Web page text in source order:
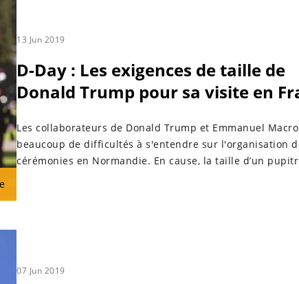
13 Jun 2019
D-Day : Les exigences de taille de
Donald Trump pour sa visite en
Les collaborateurs de Donald Trump et Emmanuel
beaucoup de difficultés à s'entendre sur l'organisation
cérémonies en Normandie. En cause, la taille d’un
07 Jun 2019